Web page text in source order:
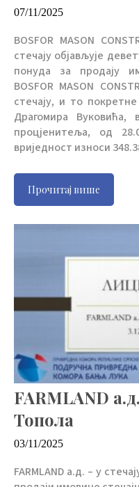
07/11/2025
BOSFOR MASON
стечају објављује
понуда за продају
BOSFOR MASON
стечају, и то
Драгомира Вуковића,
процјенитеља, од
вриједност износи
Прочитај више
FARMLAND
Топола
03/11/2025
FARMLAND а.д. – у